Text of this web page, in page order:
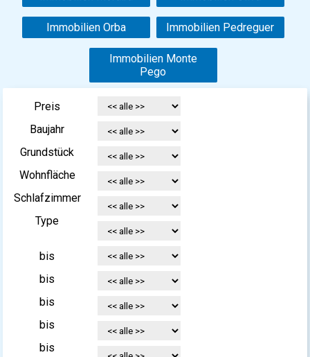
Immobilien Orba Immobilien Pedreguer
Immobilien Monte
Pego
Preis
Baujahr
Grundstück
Wohnfläche
Schlafzimmer
Type
bis
bis
bis
bis
bis